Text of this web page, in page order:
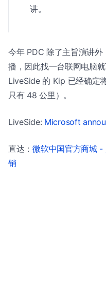
讲。
今年 PDC 除了主旨演讲
播，因此找一台联网电脑
LiveSide 的 Kip 已经确定
只有 48 公里）。
LiveSide: Microsoft
直达：微软中国官方商城
销